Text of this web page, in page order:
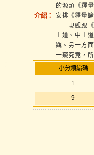
介紹：
的源頭《釋
安排《釋量
現觀跟《俱
士道、中士
觀。另一方
一窺究竟，
小分類編碼
1
9